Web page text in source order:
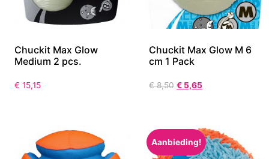
Chuckit Max Glow
Medium 2 pcs.
€ 15,15
Chuckit Max Glow M 6
cm 1 Pack
€8,50 € 5,65
Aanbieding!